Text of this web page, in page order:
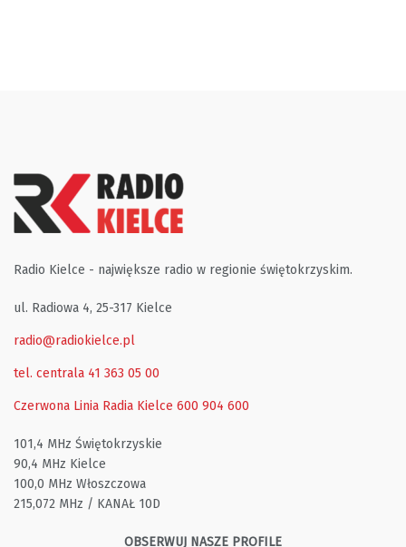
Radio Kielce - największe radio w regionie świętokrzyskim.
ul. Radiowa 4, 25-317 Kielce
radio@radiokielce.pl
tel. centrala 41 363 05 00
Czerwona Linia Radia Kielce 600 904 600
101,4 MHz Świętokrzyskie
90,4 MHz Kielce
100,0 MHz Włoszczowa
215,072 MHz / KANAŁ 10D
OBSERWUJ NASZE PROFILE